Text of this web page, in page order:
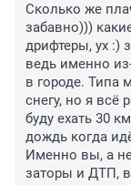
Сколько же
забавно)))
дрифтеры, ух :)
ведь именно
в городе. Типа
снегу, но я всё
буду ехать 30
дождь когда
Именно вы, а не
заторы и ДТП,